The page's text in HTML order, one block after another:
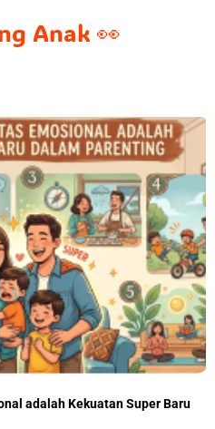
Anak 👀
adalah Kekuatan Super Baru